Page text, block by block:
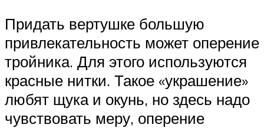
Придать вертушке большую
привлекательность может оперение
тройника. Для этого используются
красные нитки. Такое «украшение»
любят щука и окунь, но здесь надо
чувствовать меру, оперение